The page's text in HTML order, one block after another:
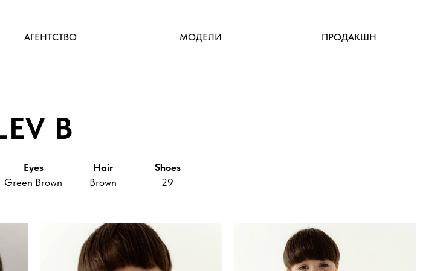
ПРОДАКШН
АГЕНТСТВО МОДЕЛИ
Hair
Brown
Eyes
Green Brown
Shoes
29
B